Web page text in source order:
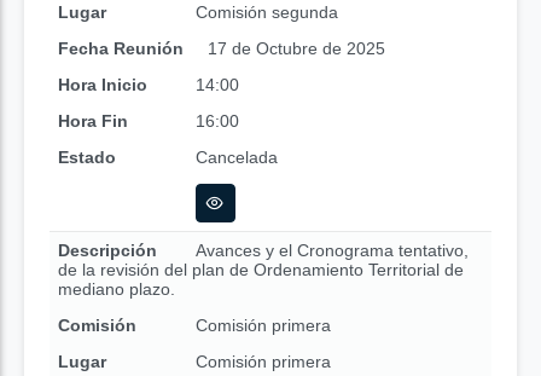
Lugar
Comisión segunda
Fecha Reunión
17 de Octubre de 2025
Hora Inicio
14:00
Hora Fin
16:00
Estado
Cancelada
Descripción
Avances y el Cronograma tentativo,
de la revisión del plan de Ordenamiento Territorial de
mediano plazo.
Comisión
Comisión primera
Lugar
Comisión primera